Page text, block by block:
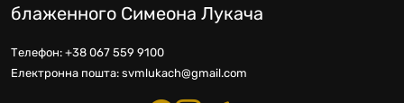
блаженного Симеона Лукача
Телефон: +38 067 559 9100
Електронна пошта: svmlukach@gmail.com